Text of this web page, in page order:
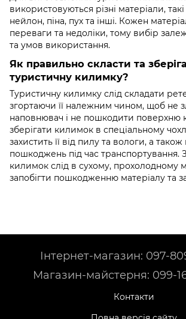
використовуються різні матеріали,
нейлон, піна, пух та інші. Кожен
переваги та недоліки, тому вибір
та умов використання.
Як правильно скласти та
туристичну килимку?
Туристичну килимку слід складати
згортаючи її належним чином, щоб не
наповнювач і не пошкодити поверхню
зберігати килимок в спеціальному
захистить її від пилу та вологи, а також
пошкоджень під час транспортування.
килимок слід в сухому, прохолодному
запобігти пошкодженню матеріалу та
Інтернет-магазин: 097-
Магазин-майстерня: 099-
Контакти